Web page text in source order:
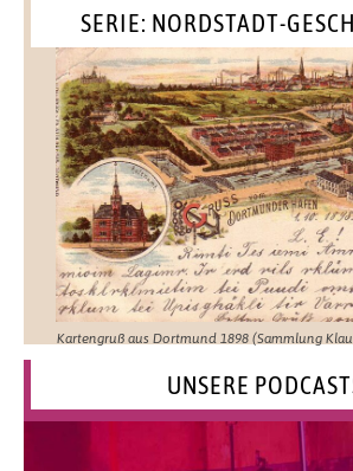
SERIE: NORDSTADT-
Kartengruß aus Dortmund 1898 (Sammlung
UNSERE